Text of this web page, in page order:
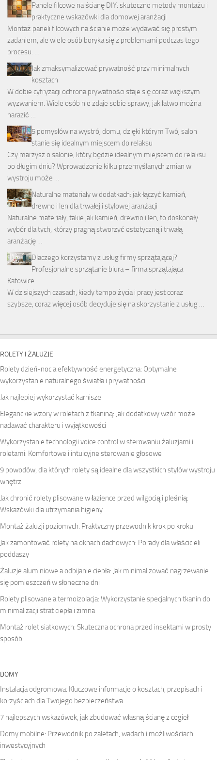
Panele filcowe na ścianę DIY: skuteczne metody montażu i
praktyczne wskazówki dla domowej aranżacji
Montaż paneli filcowych na ścianie może wydawać się prostym
zadaniem, ale wiele osób boryka się z problemami podczas tego
procesu. …
Jak zmaksymalizować prywatność przy minimalnych
kosztach
W dobie cyfryzacji ochrona prywatności staje się coraz większym
wyzwaniem. Wiele osób nie zdaje sobie sprawy, jak łatwo można
narazić …
5 pomysłów na wystrój domu, dzięki którym Twój salon
stanie się idealnym miejscem do relaksu
Czy marzysz o salonie, który będzie idealnym miejscem do relaksu
po długim dniu? Wprowadzenie kilku przemyślanych zmian w
wystroju może …
Naturalne materiały w dodatkach: jak łączyć kamień,
drewno i len dla trwałej i stylowej aranżacji
Naturalne materiały, takie jak kamień, drewno i len, to doskonały
wybór dla tych, którzy pragną stworzyć estetyczną i trwałą
aranżację …
Dlaczego korzystamy z usług firmy sprzątającej?
Profesjonalne sprzątanie biura – firma sprzątająca
Katowice
W dzisiejszych czasach, kiedy tempo życia i pracy jest coraz
szybsze, coraz więcej osób decyduje się na skorzystanie z usług …
ROLETY I ŻALUZJE
Rolety dzień-noc a efektywność energetyczna: Optymalne
wykorzystanie naturalnego światła i prywatności
Jak najlepiej wykorzystać karnisze
Eleganckie wzory w roletach z tkaniną: Jak dodatkowy wzór może
nadawać charakteru i wyjątkowości
Wykorzystanie technologii voice control w sterowaniu żaluzjami i
roletami: Komfortowe i intuicyjne sterowanie głosowe
9 powodów, dla których rolety są idealne dla wszystkich stylów wystroju
wnętrz
Jak chronić rolety plisowane w łazience przed wilgocią i pleśnią:
Wskazówki dla utrzymania higieny
Montaż żaluzji poziomych: Praktyczny przewodnik krok po kroku
Jak zamontować rolety na oknach dachowych: Porady dla właścicieli
poddaszy
Żaluzje aluminiowe a odbijanie ciepła: Jak minimalizować nagrzewanie
się pomieszczeń w słoneczne dni
Rolety plisowane a termoizolacja: Wykorzystanie specjalnych tkanin do
minimalizacji strat ciepła i zimna
Montaż rolet siatkowych: Skuteczna ochrona przed insektami w prosty
sposób
DOMY
Instalacja odgromowa: Kluczowe informacje o kosztach, przepisach i
korzyściach dla Twojego bezpieczeństwa
7 najlepszych wskazówek, jak zbudować własną ścianę z cegieł
Domy mobilne: Przewodnik po zaletach, wadach i możliwościach
inwestycyjnych